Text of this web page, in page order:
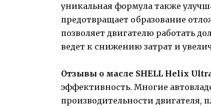
уникальная формула также
предотвращает образование
позволяет двигателю работать
ведет к снижению затрат и
Отзывы о масле SHELL Helix
эффективность. Многие
производительности двигателя,